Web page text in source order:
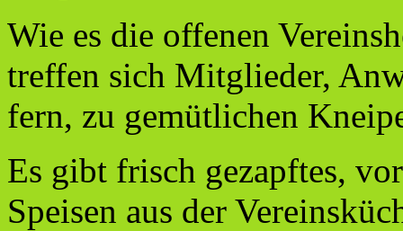
Wie es die offenen
treffen sich Mitglieder,
fern, zu gemütlichen
Es gibt frisch gezapftes,
Speisen aus der